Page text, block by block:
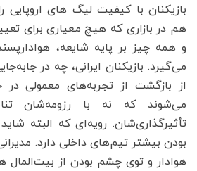
بازیکنان با کیفیت لیگ های
هم در بازاری که هیچ معیاری برای
و همه چیز بر پایه‌ شایعه،
می‌گیرد. بازیکنان ایرانی، چه در
از بازگشت از تجربه‌های معمولی در
می‌شوند که نه با رزومه‌شان
تأثیرگذاری‌شان. رویه‌‌‌ای که البته
بودن بیشتر تیم‌‌‌های داخلی دارد.
هوادار و توی چشم بودن از بیت‌‌‌المال